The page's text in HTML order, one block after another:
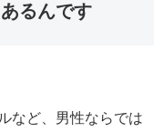
るんです
など、男性ならでは